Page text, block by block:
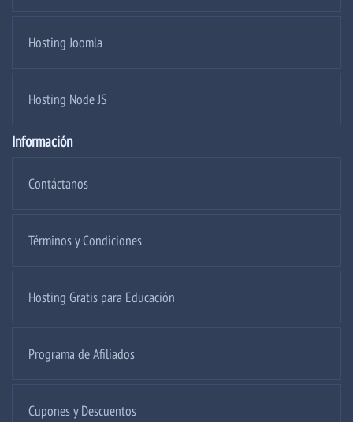
Hosting Joomla
Hosting Node JS
Información
Contáctanos
Términos y Condiciones
Hosting Gratis para Educación
Programa de Afiliados
Cupones y Descuentos